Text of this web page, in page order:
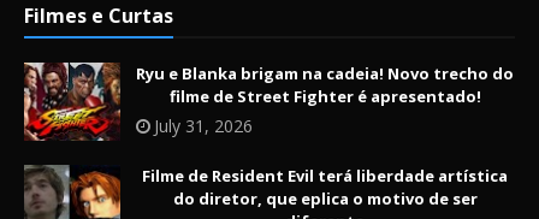
Filmes e Curtas
Ryu e Blanka brigam na cadeia! Novo trecho do
filme de Street Fighter é apresentado!
July 31, 2026
Filme de Resident Evil terá liberdade artística
do diretor, que eplica o motivo de ser